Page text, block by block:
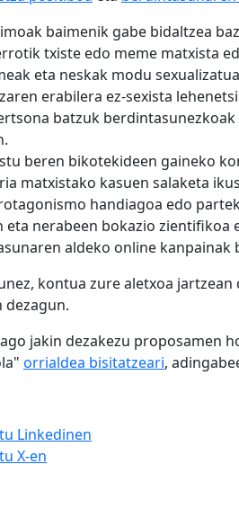
baimenik gabe bidaltzea
txiste edo meme matxista
eta neskak modu
erabilera ez-sexista
batzuk
beren bikotekideen gaineko
matxistako kasuen salaketa
handiagoa edo
eta nerabeen bokazio zientifikoa
aldeko online kanpainak
kontua zure aletxoa
dezagun.
jakin dezakezu proposamen
orrialdea bisitatzeari,
Linkedinen
X-en